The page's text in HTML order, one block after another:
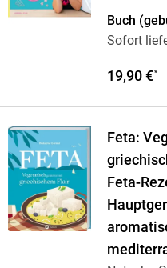
Buch
Sofort
19,90 €*
Feta:
Feta-